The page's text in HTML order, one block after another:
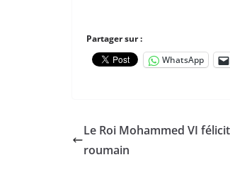
Partager sur :
WhatsApp
Le Roi Mohammed VI
roumain